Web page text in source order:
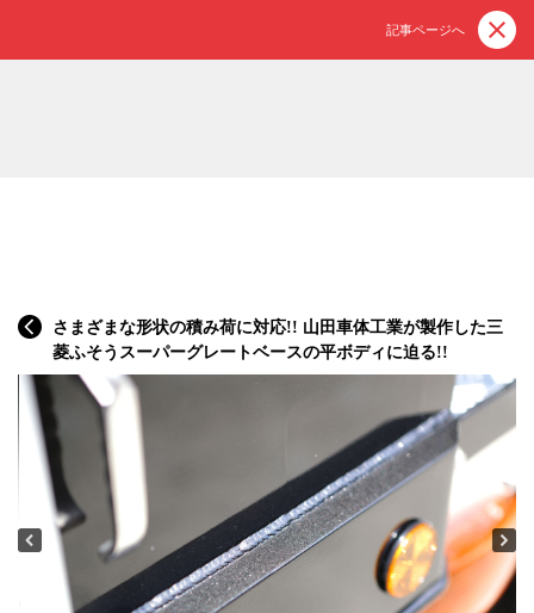
記事ページへ
さまざまな形状の積み荷に対応!! 山田車体工業が製作した三
菱ふそうスーパーグレートベースの平ボディに迫る!!